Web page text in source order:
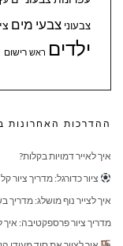
צבעוני צבעי מים
ילדים ראש רישום
ההדרכות האחרונות
איך לאייר דמויות בקלות?
ציור כדורגל: מדריך ציור
איך לצייר נוף מושלג: מדריך
מדריך ציור פרספקטיבה: איך